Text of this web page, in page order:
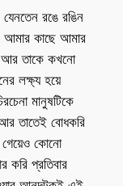
রঙে রঙিন
আমার কাছে আমার
তাকে কখনো
লক্ষ্য হয়ে
মানুষটিকে
তাতেই বোধকরি
গেয়েও কোনো
করি প্রতিবার